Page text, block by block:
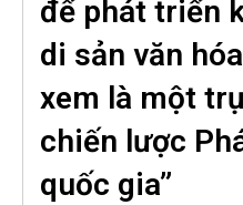
để phát triển
di sản văn
xem là một
chiến lược
quốc gia”